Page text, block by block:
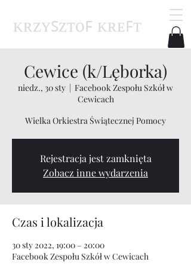
ᴋʀᴢʏꜱᴢᴛᴏꜰ ᴋʀᴇꜰᴛ
Cewice (k/Lęborka)
niedz., 30 sty
  |
Facebook Zespołu Szkół w
Cewicach
Wielka Orkiestra Świątecznej Pomocy
Rejestracja jest zamknięta
Zobacz inne wydarzenia
Czas i lokalizacja
30 sty 2022, 19:00 – 20:00
Facebook Zespołu Szkół w Cewicach